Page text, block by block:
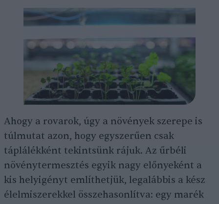
Ahogy a rovarok, úgy a növények szerepe is
túlmutat azon, hogy egyszerűen csak
táplálékként tekintsünk rájuk. Az űrbéli
növénytermesztés egyik nagy előnyeként a
kis helyigényt említhetjük, legalábbis a kész
élelmiszerekkel összehasonlítva: egy marék